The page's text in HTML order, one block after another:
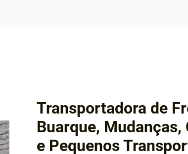
Transportadora de
Buarque,
e Pequenos